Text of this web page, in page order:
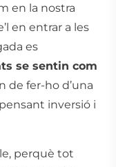
en la nostra
en entrar a les
es
se sentin com
de fer-ho d’una
inversió i
perquè tot